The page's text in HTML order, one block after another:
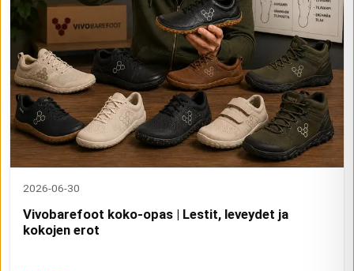
2026-06-30
Vivobarefoot koko-opas | Lestit, leveydet ja
kokojen erot